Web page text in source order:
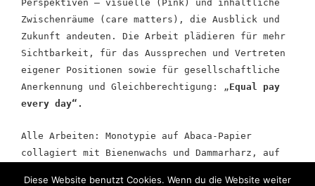
Perspektiven – visuelle (Pink) und inhaltliche
Zwischenräume (care matters), die Ausblick und
Zukunft andeuten. Die Arbeit plädieren für mehr
Sichtbarkeit, für das Aussprechen und Vertreten
eigener Positionen sowie für gesellschaftliche
Anerkennung und Gleichberechtigung: „Equal pay
every day“.
Alle Arbeiten: Monotypie auf Abaca-Papier
collagiert mit Bienenwachs und Dammarharz, auf
Diese Website benutzt Cookies. Wenn du die Website weiter